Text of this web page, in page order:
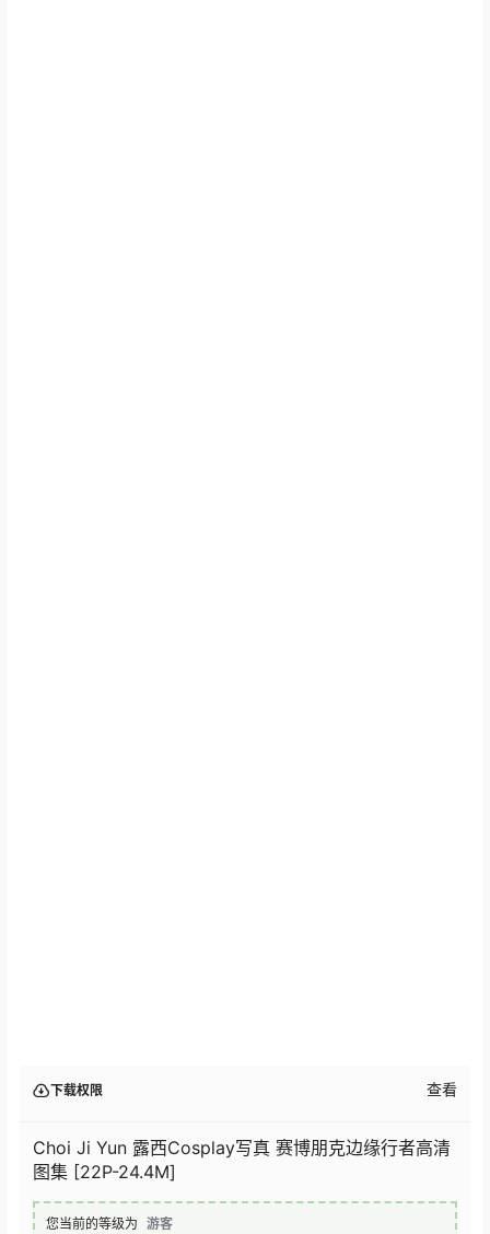
下载权限 查看
Choi Ji Yun 露西Cosplay写真 赛博朋克边缘行者高清
图集 [22P-24.4M]
您当前的等级为 游客